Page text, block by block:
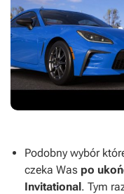
Podobny wybór
czeka Was po
Invitational. Tym